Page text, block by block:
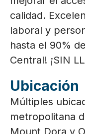
calidad.
laboral y
hasta el 90%
Central! ¡SIN
Ubicación
Múltiples
metropolitana
Mount Dora y